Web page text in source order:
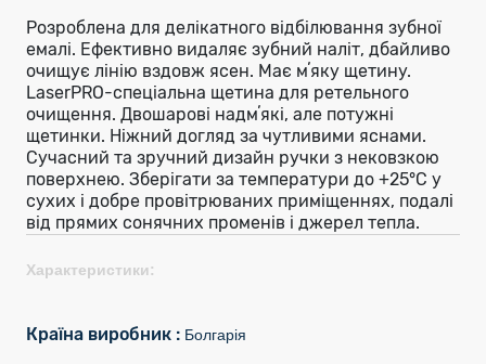
Розроблена для делікатного відбілювання зубної
емалі. Ефективно видаляє зубний наліт, дбайливо
очищує лінію вздовж ясен. Має мʼяку щетину.
LaserPRO-спеціальна щетина для ретельного
очищення. Двошарові надмʼякі, але потужні
щетинки. Ніжний догляд за чутливими яснами.
Сучасний та зручний дизайн ручки з нековзкою
поверхнею. Зберігати за температури до +25°C у
сухих і добре провітрюваних приміщеннях, подалі
від прямих сонячних променів і джерел тепла.
Характеристики:
Країна виробник : Болгарія